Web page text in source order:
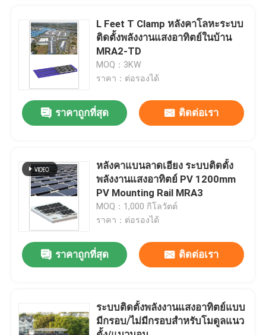
สินค้า
วิดีโอ
การแสดง VR
ทัวร์โรงงาน
ควบคุมคุณภาพ
ติดต่อเรา
ระบบติดตั้งพลังงานแสงอาทิตย์
L Feet T Clamp หลังคาโลหะระบบ
ติดตั้งพลังงานแสงอาทิตย์ในบ้าน
MRA2-TD
MOQ：3KW
ราคา：ต่อรองได้
ราคาถูกที่สุด ติดต่อเรา
หลังคาแบนลาดเอียง ระบบติดตั้ง
พลังงานแสงอาทิตย์ PV 1200mm
PV Mounting Rail MRA3
MOQ：1,000 กิโลวัตต์
ราคา：ต่อรองได้
ราคาถูกที่สุด ติดต่อเรา
ระบบติดตั้งพลังงานแสงอาทิตย์แบบ
มีกรอบ/ไม่มีกรอบสำหรับโมดูลแนว